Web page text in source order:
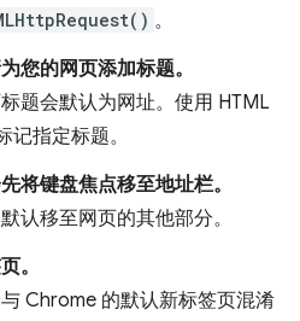
。
您的网页添加标题。
题会默认为网址。使用 HTML
记指定标题。
将键盘焦点移至地址栏。
认移至网页的其他部分。
。
Chrome 的默认新标签页混淆